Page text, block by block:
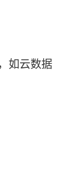
如云数据